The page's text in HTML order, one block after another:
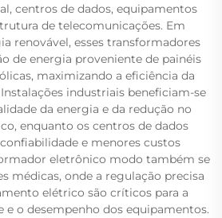
centros de dados, equipamentos
de telecomunicações. Em
renovável, esses transformadores
de energia proveniente de painéis
maximizando a eficiência da
industriais beneficiam-se
da energia e da redução no
enquanto os centros de dados
e menores custos
eletrônico modo também se
médicas, onde a regulação precisa
elétrico são críticos para a
e o desempenho dos equipamentos.